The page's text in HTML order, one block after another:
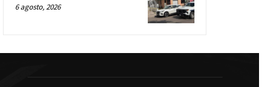
6 agosto, 2026